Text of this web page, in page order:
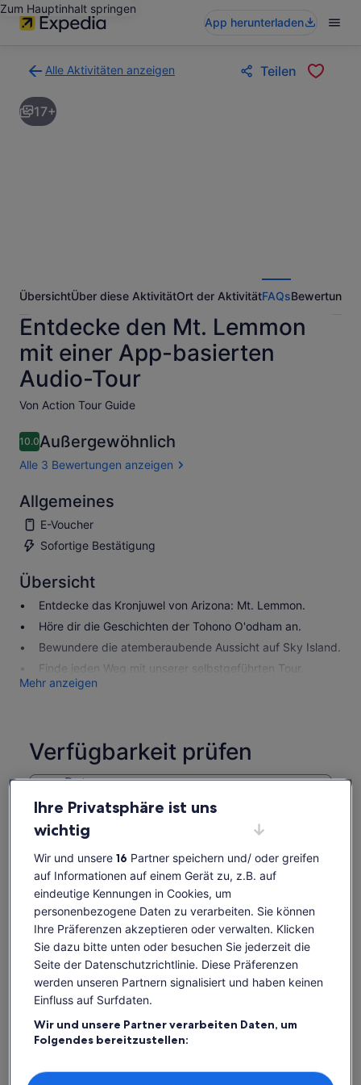
Zum Hauptinhalt springen
App herunterladen
Alle Aktivitäten anzeigen
zur
Ergebnisseite
für
Teilen
17+
ÜbersichtÜber diese AktivitätOrt der AktivitätFAQsBewertungen
Entdecke den Mt. Lemmon
mit einer App-basierten
Audio-Tour
Von Action Tour Guide
10.010.0 von 10
Außergewöhnlich
Alle 3 Bewertungen anzeigen
Allgemeines
E-Voucher
Sofortige Bestätigung
Übersicht
Entdecke das Kronjuwel von Arizona: Mt. Lemmon.
Höre dir die Geschichten der Tohono O'odham an.
Bewundere die atemberaubende Aussicht auf Sky Island.
Finde jeden Weg mit unserer selbstgeführten Tour.
Mehr anzeigen
Verfügbarkeit prüfen
Daten
Sa., 8. Aug.–Sa., 22. Aug.
Reisende
- -
Mo., 10. Aug.
- -
Tickets anzeigen
Einige Inhalte dieser Seite wurden möglicherweise
maschinell übersetzt
Originaltext anzeigen (Englisch)
Feedback zu dieser Übersetzung gebenWird
neuen
Das ist im Preis enthalten
Fesselndes Geschichtenerzählen: Entdecke
Ihre Privatsphäre ist uns
wichtig
Wir und unsere 16 Partner speichern und/ oder greifen
auf Informationen auf einem Gerät zu, z.B. auf
eindeutige Kennungen in Cookies, um
personenbezogene Daten zu verarbeiten. Sie können
Ihre Präferenzen akzeptieren oder verwalten. Klicken
Sie dazu bitte unten oder besuchen Sie jederzeit die
Seite der Datenschutzrichtlinie. Diese Präferenzen
werden unseren Partnern signalisiert und haben keinen
Einfluss auf Surfdaten.
Wir und unsere Partner verarbeiten Daten, um
Folgendes bereitzustellen:
Identifikation aktiv abfragen. Speichern von oder Zugriff auf